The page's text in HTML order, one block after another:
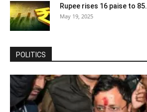
Rupee rises 16 paise to
May 19, 2025
POLITICS